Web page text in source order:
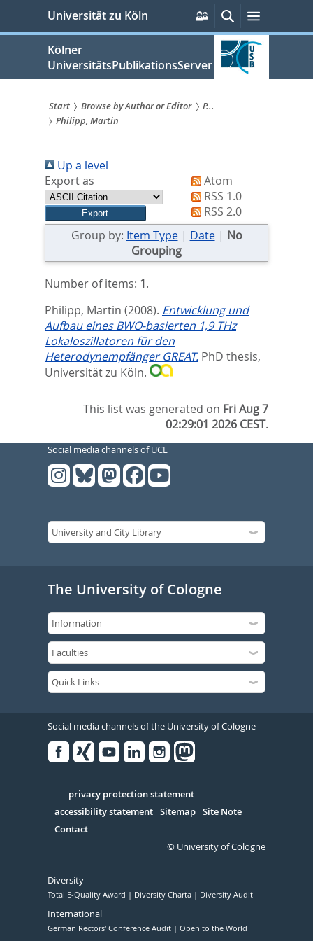
springen
Universität zu Köln
Persönliche
Services
SucheMenü
Kölner
UniversitätsPublikationsServer
Sie
sind
hier:
Start Browse by Author or Editor
P...
Philipp, Martin
Up a level
Export as
Atom
RSS 1.0
RSS 2.0
Group by: Item Type| Date| No
Grouping
Number of items: 1.
Philipp, Martin (2008). Entwicklung und
Aufbau eines BWO-basierten 1,9 THz
Lokaloszillatoren für den
Heterodynempfänger GREAT. PhD thesis,
Universität zu Köln.
This list was generated on Fri Aug 7
02:29:01 2026 CEST.
Social media channels of UCL
The University of Cologne
Social media channels of the University of Cologne
Serivce
privacy protection statement
accessibility statement Sitemap Site Note
Contact
© University of Cologne
Diversity
Total E-Quality Award Diversity Charta Diversity Audit
International
German Rectors' Conference Audit Open to the World